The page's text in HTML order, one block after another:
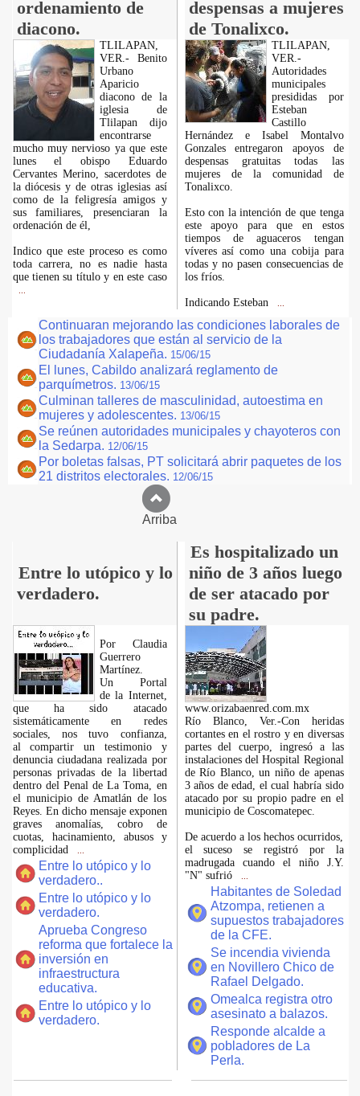
ordenamiento de
diacono.
despensas a mujeres
de Tonalixco.
TLILAPAN,
VER.- Benito
Urbano
Aparicio
diacono de la
iglesia de
Tlilapan dijo
encontrarse
mucho muy nervioso ya que este
lunes el obispo Eduardo
Cervantes Merino, sacerdotes de
la diócesis y de otras iglesias así
como de la feligresía amigos y
sus familiares, presenciaran la
ordenación de él,
Indico que este proceso es como
toda carrera, no es nadie hasta
que tienen su título y en este caso
TLILAPAN,
VER.-
Autoridades
municipales
presididas por
Esteban
Castillo
Hernández e Isabel Montalvo
Gonzales entregaron apoyos de
despensas gratuitas todas las
mujeres de la comunidad de
Tonalixco.
Esto con la intención de que tenga
este apoyo para que en estos
tiempos de aguaceros tengan
víveres así como una cobija para
todas y no pasen consecuencias de
los fríos.
Indicando Esteban
Continuaran mejorando las condiciones laborales de
los trabajadores que están al servicio de la
Ciudadanía Xalapeña. 15/06/15
El lunes, Cabildo analizará reglamento de
parquímetros. 13/06/15
Culminan talleres de masculinidad, autoestima en
mujeres y adolescentes. 13/06/15
Se reúnen autoridades municipales y chayoteros con
la Sedarpa. 12/06/15
Por boletas falsas, PT solicitará abrir paquetes de los
21 distritos electorales. 12/06/15
Arriba
Entre lo utópico y lo
verdadero.
Es hospitalizado un
niño de 3 años luego
de ser atacado por
su padre.
Por Claudia
Guerrero
Martínez.
​Un Portal
de la Internet,
que ha sido atacado
sistemáticamente en redes
sociales, nos tuvo confianza,
al compartir un testimonio y
denuncia ciudadana realizada por
personas privadas de la libertad
dentro del Penal de La Toma, en
el municipio de Amatlán de los
Reyes. En dicho mensaje exponen
graves anomalías, cobro de
cuotas, hacinamiento, abusos y
complicidad
Entre lo utópico y lo
verdadero..
Entre lo utópico y lo
verdadero.
Aprueba Congreso
reforma que fortalece la
inversión en
infraestructura
educativa.
Entre lo utópico y lo
verdadero.
www.orizabaenred.com.mx
Río Blanco, Ver.-Con heridas
cortantes en el rostro y en diversas
partes del cuerpo, ingresó a las
instalaciones del Hospital Regional
de Río Blanco, un niño de apenas
3 años de edad, el cual habría sido
atacado por su propio padre en el
municipio de Coscomatepec.
De acuerdo a los hechos ocurridos,
el suceso se registró por la
madrugada cuando el niño J.Y.
"N" sufrió
Habitantes de Soledad
Atzompa, retienen a
supuestos trabajadores
de la CFE.
Se incendia vivienda
en Novillero Chico de
Rafael Delgado.
Omealca registra otro
asesinato a balazos.
Responde alcalde a
pobladores de La
Perla.